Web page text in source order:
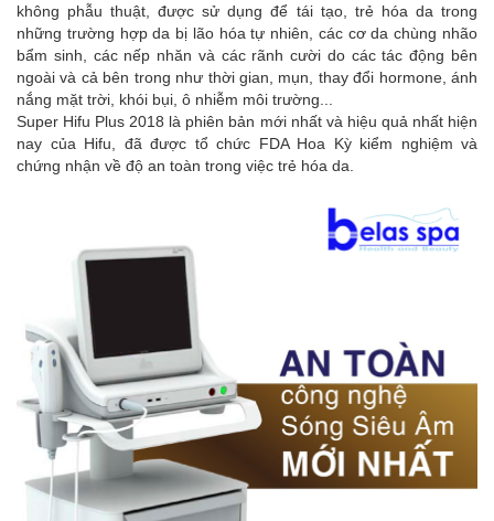
không phẫu thuật, được sử dụng để tái tạo, trẻ hóa da trong
những trường hợp da bị lão hóa tự nhiên, các cơ da chùng nhão
bẩm sinh, các nếp nhăn và các rãnh cười do các tác động bên
ngoài và cả bên trong như thời gian, mụn, thay đổi hormone, ánh
nắng mặt trời, khói bụi, ô nhiễm môi trường...
Super Hifu Plus 2018 là phiên bản mới nhất và hiệu quả nhất hiện
nay của Hifu, đã được tổ chức FDA Hoa Kỳ kiểm nghiệm và
chứng nhận về độ an toàn trong việc trẻ hóa da.